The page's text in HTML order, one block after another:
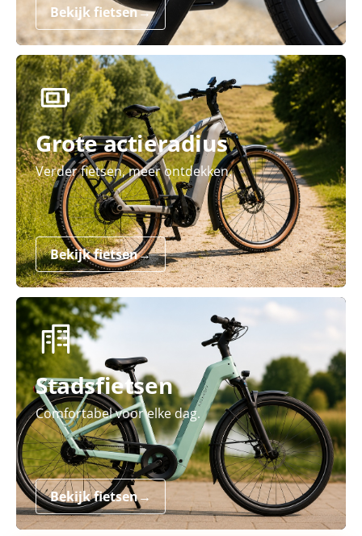
Bekijk fietsen→
Grote actieradius
Verder fietsen, meer ontdekken.
Bekijk fietsen→
Stadsfietsen
Comfortabel voor elke dag.
Bekijk fietsen→